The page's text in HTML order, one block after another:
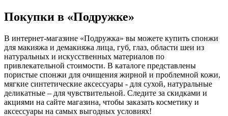
Покупки в «Подружке»
В интернет-магазине «Подружка» вы можете купить спонжи
для макияжа и демакияжа лица, губ, глаз, области шеи из
натуральных и искусственных материалов по
привлекательной стоимости. В каталоге представлены
пористые спонжи для очищения жирной и проблемной кожи,
мягкие синтетические аксессуары - для сухой, натуральные
деликатные – для чувствительной. Следите за скидками и
акциями на сайте магазина, чтобы заказать косметику и
аксессуары на самых выгодных условиях!